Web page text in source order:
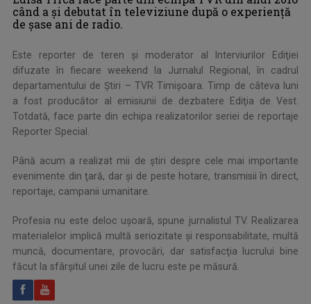
când a şi debutat în televiziune după o experienţă
de şase ani de radio.
Este reporter de teren şi moderator al Interviurilor Ediţiei
difuzate în fiecare weekend la Jurnalul Regional, în cadrul
departamentului de Ştiri – TVR Timişoara. Timp de câteva luni
a fost producător al emisiunii de dezbatere Ediţia de Vest.
Totdată, face parte din echipa realizatorilor seriei de reportaje
Reporter Special.
Până acum a realizat mii de ştiri despre cele mai importante
evenimente din ţară, dar şi de peste hotare, transmisii în direct,
reportaje, campanii umanitare.
Profesia nu este deloc uşoară, spune jurnalistul TV. Realizarea
materialelor implică multă seriozitate şi responsabilitate, multă
muncă, documentare, provocări, dar satisfacţia lucrului bine
făcut la sfârşitul unei zile de lucru este pe măsură.